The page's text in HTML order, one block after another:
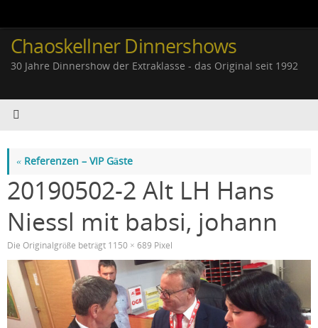
springen
Chaoskellner Dinnershows
30 Jahre Dinnershow der Extraklasse - das Original seit 1992
« Referenzen – VIP Gäste
20190502-2 Alt LH Hans
Niessl mit babsi, johann
Die Originalgröße beträgt 1150 × 689 Pixel